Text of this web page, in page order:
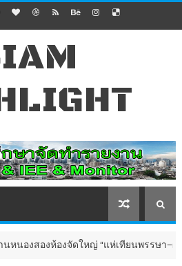
ห้องจัดใหญ่ “แห่เทียนพรรษา–ผ้าป่าซาเล้ง